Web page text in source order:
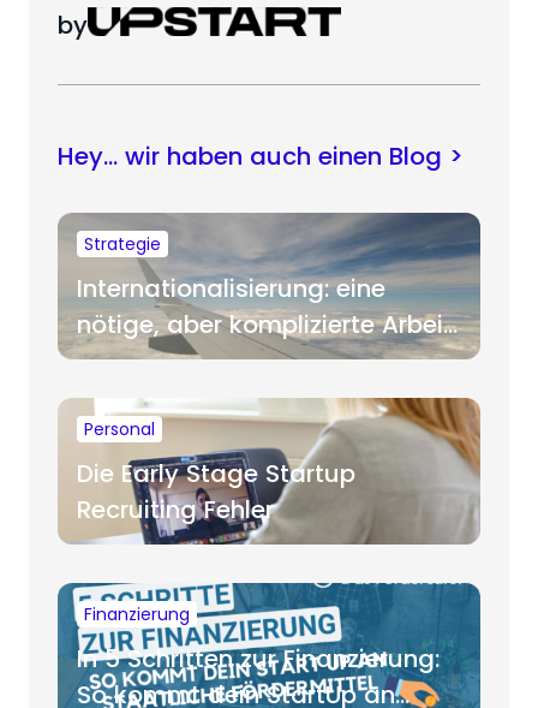
by
Hey… wir haben auch einen Blog >
Strategie
Internationalisierung: eine
nötige, aber komplizierte Arbeit
für Startups
Personal
Die Early Stage Startup
Recruiting Fehler
Finanzierung
In 5 Schritten zur Finanzierung:
So kommt dein StartUp an